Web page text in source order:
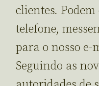
clientes.
telefone,
para o nosso e-
Seguindo as